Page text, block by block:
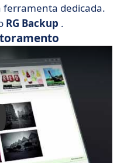
ferramenta dedicada.
RG Backup .